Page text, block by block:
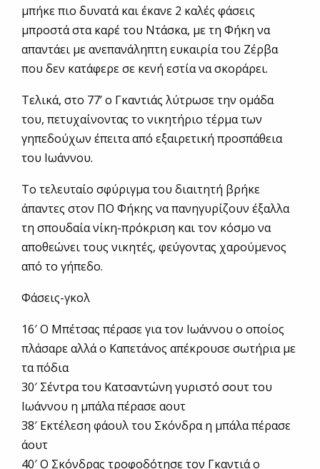
μπήκε πιο δυνατά και έκανε 2 καλές φάσεις
μπροστά στα καρέ του Ντάσκα, με τη Φήκη να
απαντάει με ανεπανάληπτη ευκαιρία του Ζέρβα
που δεν κατάφερε σε κενή εστία να σκοράρει.
Τελικά, στο 77’ ο Γκαντιάς λύτρωσε την ομάδα
του, πετυχαίνοντας το νικητήριο τέρμα των
γηπεδούχων έπειτα από εξαιρετική προσπάθεια
του Ιωάννου.
Το τελευταίο σφύριγμα του διαιτητή βρήκε
άπαντες στον ΠΟ Φήκης να πανηγυρίζουν έξαλλα
τη σπουδαία νίκη-πρόκριση και τον κόσμο να
αποθεώνει τους νικητές, φεύγοντας χαρούμενος
από το γήπεδο.
Φάσεις-γκολ
16′ Ο Μπέτσας πέρασε για τον Ιωάννου ο οποίος
πλάσαρε αλλά ο Καπετάνος απέκρουσε σωτήρια με
τα πόδια
30′ Σέντρα του Κατσαντώνη γυριστό σουτ του
Ιωάννου η μπάλα πέρασε αουτ
38′ Εκτέλεση φάουλ του Σκόνδρα η μπάλα πέρασε
άουτ
40′ Ο Σκόνδρας τροφοδότησε τον Γκαντιά ο